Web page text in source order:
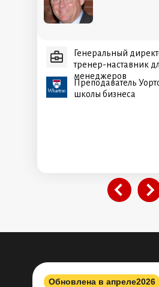
Генеральный
тренер-наставник
менеджеров
Преподаватель
школы бизнеса
Обновлена в апреле2026